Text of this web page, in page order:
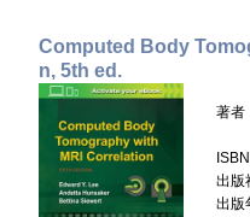
Computed Body
n, 5th ed.
著者
ISBN
出版
出版